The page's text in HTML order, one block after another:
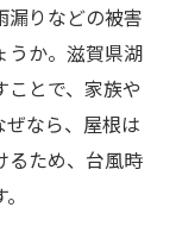
漏りなどの被害
うか。滋賀県湖
とで、家族や
なら、屋根は
るため、台風時